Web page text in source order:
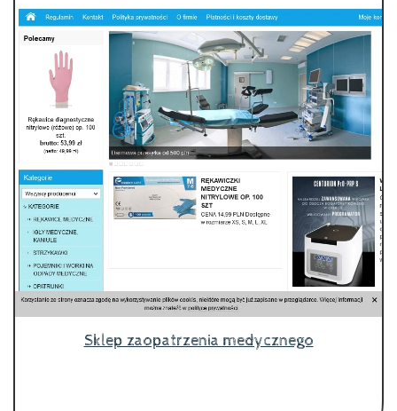
Sklep zaopatrzenia medycznego